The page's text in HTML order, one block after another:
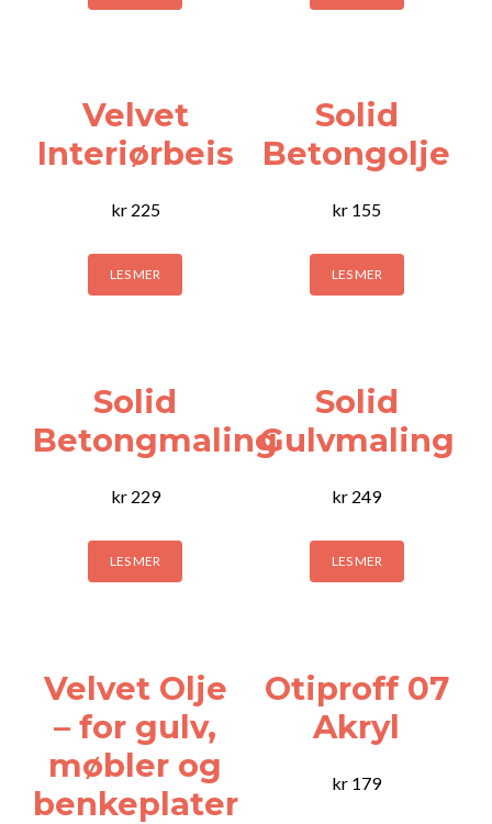
Velvet
Interiørbeis
kr225
LES MER
Solid
Betongolje
kr 155
LES MER
Solid
Betongmaling
kr229
LES MER
Solid
Gulvmaling
kr 249
LES MER
Velvet Olje
– for gulv,
møbler og
benkeplater
Otiproff 07
Akryl
kr 179